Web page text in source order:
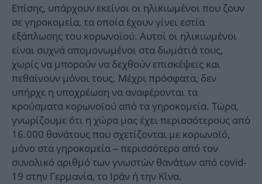
Επίσης, υπάρχουν εκείνοι οι ηλικιωμένοι που ζουν
σε γηροκομεία, τα οποία έχουν γίνει εστία
εξάπλωσης του κορωνοϊού. Αυτοί οι ηλικιωμένοι
είναι συχνά απομονωμένοι στα δωμάτιά τους,
χωρίς να μπορούν να δεχθούν επισκέψεις και
πεθαίνουν μόνοι τους. Μέχρι πρόσφατα, δεν
υπήρχε η υποχρέωση να αναφέρονται τα
κρούσματα κορωνοϊού από τα γηροκομεία. Τώρα,
γνωρίζουμε ότι η χώρα μας έχει περισσότερους από
16.000 θανάτους που σχετίζονται με κορωνοϊό,
μόνο στα γηροκομεία – περισσότερο από τον
συνολικό αριθμό των γνωστών θανάτων από covid-
19 στην Γερμανία, το Ιράν ή την Κίνα.